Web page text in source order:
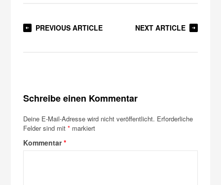
PREVIOUS ARTICLE NEXT ARTICLE
Schreibe einen Kommentar
Deine E-Mail-Adresse wird nicht veröffentlicht. Erforderliche
Felder sind mit* markiert
Kommentar*